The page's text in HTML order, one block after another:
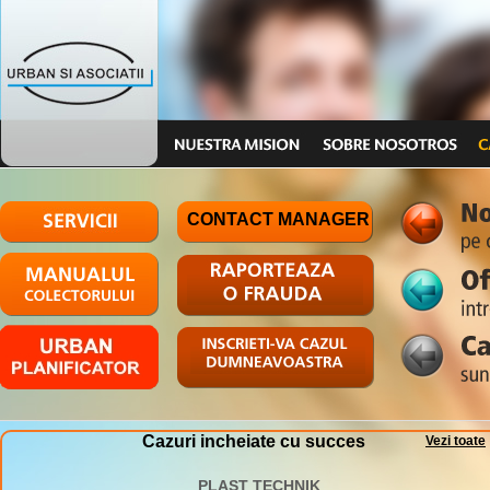
CONTACT MANAGER
Cazuri incheiate cu succes Vezi toate
PLAST TECHNIK